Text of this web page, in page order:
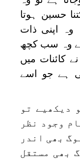
حسین ہوتا
وہ اپنی ذات
وہ سب کچھ
کائنات میں
ہے جو اسے
دیکھیے تو
وجود نظر
بھی اندر
بھی مستقل